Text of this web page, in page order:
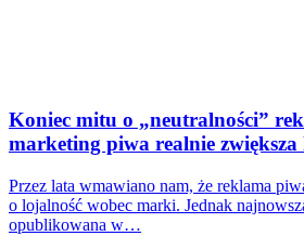
Koniec mitu o „neutralności”
marketing piwa realnie zwiększa
Przez lata wmawiano nam, że reklama
o lojalność wobec marki. Jednak
opublikowana w…